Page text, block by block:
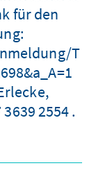
für den
T
2554 .